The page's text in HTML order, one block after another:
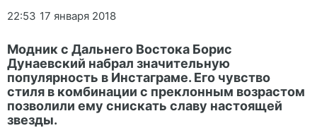
22:53 17 января 2018
Модник с Дальнего Востока Борис
Дунаевский набрал значительную
популярность в Инстаграме. Его чувство
стиля в комбинации с преклонным возрастом
позволили ему снискать славу настоящей
звезды.